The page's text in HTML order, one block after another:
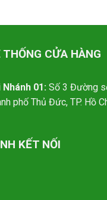
THỐNG CỬA HÀNG
Nhánh 01: Số 3 Đường
phố Thủ Đức, TP. Hồ
KẾT NỐI